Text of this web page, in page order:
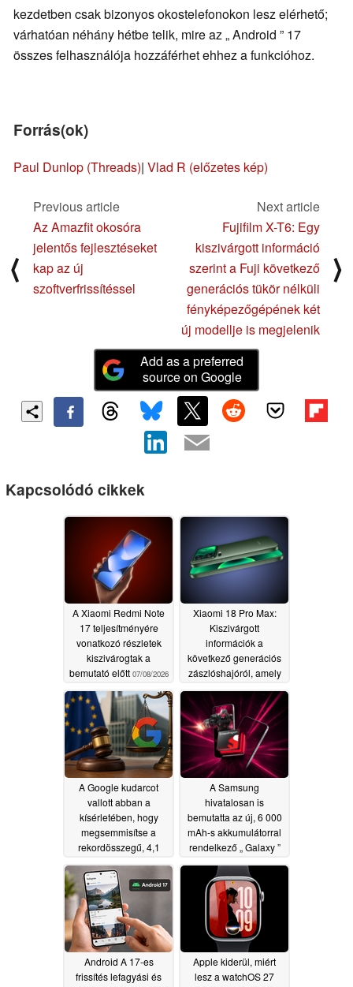
kezdetben csak bizonyos okostelefonokon lesz elérhető;
várhatóan néhány hétbe telik, mire az „ Android ” 17
összes felhasználója hozzáférhet ehhez a funkcióhoz.
Forrás(ok)
Paul Dunlop (Threads)| Vlad R (előzetes kép)
⟨
Previous article
Az Amazfit okosóra
jelentős fejlesztéseket
kap az új
szoftverfrissítéssel
Next article
Fujifilm X-T6: Egy
kiszivárgott információ
szerint a Fuji következő
generációs tükör nélküli
fényképezőgépének két
új modellje is megjelenik
⟩
Add as a preferred
source on Google
Kapcsolódó cikkek
A Xiaomi Redmi Note
17 teljesítményére
vonatkozó részletek
kiszivárogtak a
bemutató előtt 07/08/2026
Xiaomi 18 Pro Max:
Kiszivárgott
információk a
következő generációs
zászlóshajóról, amely
kamerákkal és nagy
kapacitású
akkumulátorral
rendelkezik07/07/2026
A Google kudarcot
vallott abban a
kísérletében, hogy
megsemmisítse a
rekordösszegű, 4,1
trösztellenes bírságot
07/04/2026
A Samsung
hivatalosan is
bemutatta az új, 6 000
mAh-s akkumulátorral
rendelkező „ Galaxy ”
okostelefont06/29/2026
Android A 17-es
frissítés lefagyási és
Apple kiderül, miért
lesz a watchOS 27